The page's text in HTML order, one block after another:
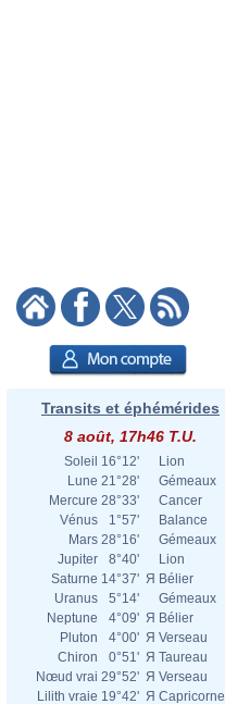
Transits et éphémérides
8 août, 17h46 T.U.
Soleil 16°12'
Lion
Lune 21°28'
Gémeaux
Mercure 28°33'
Cancer
Vénus
1°57'
Balance
Mars 28°16'
Gémeaux
Jupiter
8°40'
Lion
Saturne 14°37' Я Bélier
Uranus
5°14'
Gémeaux
Neptune
4°09' Я Bélier
Pluton
4°00' Я Verseau
Chiron
0°51' Я Taureau
Nœud vrai 29°52' Я Verseau
Lilith vraie 19°42' Я Capricorne